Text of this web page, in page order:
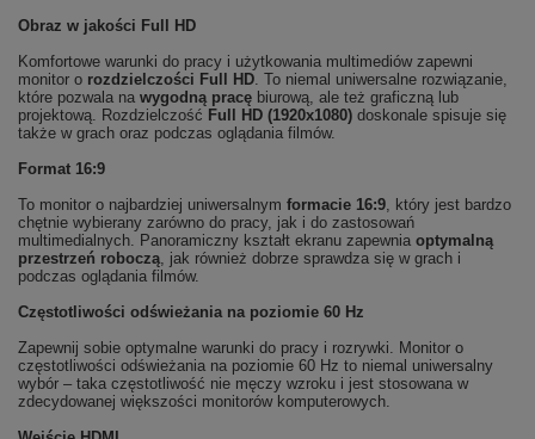
Obraz w jakości Full HD
Komfortowe warunki do pracy i użytkowania multimediów zapewni
monitor o rozdzielczości Full HD. To niemal uniwersalne rozwiązanie,
które pozwala na wygodną pracę biurową, ale też graficzną lub
projektową. Rozdzielczość Full HD (1920x1080) doskonale spisuje się
także w grach oraz podczas oglądania filmów.
Format 16:9
To monitor o najbardziej uniwersalnym formacie 16:9, który jest bardzo
chętnie wybierany zarówno do pracy, jak i do zastosowań
multimedialnych. Panoramiczny kształt ekranu zapewnia optymalną
przestrzeń roboczą, jak również dobrze sprawdza się w grach i
podczas oglądania filmów.
Częstotliwości odświeżania na poziomie 60 Hz
Zapewnij sobie optymalne warunki do pracy i rozrywki. Monitor o
częstotliwości odświeżania na poziomie 60 Hz to niemal uniwersalny
wybór – taka częstotliwość nie męczy wzroku i jest stosowana w
zdecydowanej większości monitorów komputerowych.